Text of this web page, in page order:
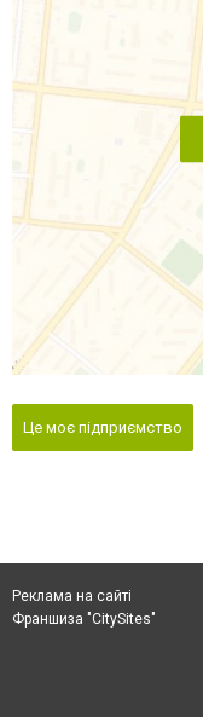
Це моє підприємство
Реклама на сайті
Франшиза "CitySites"